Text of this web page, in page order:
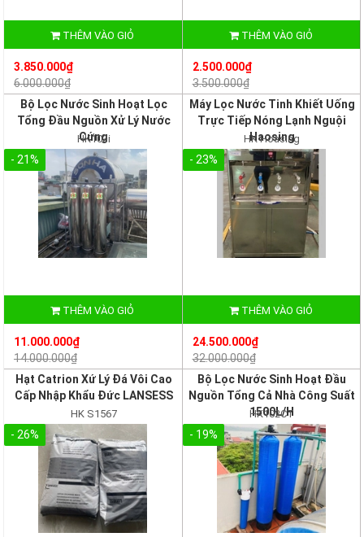
THÊM VÀO GIỎ
3.850.000₫
6.000.000₫
THÊM VÀO GIỎ
2.500.000₫
3.500.000₫
Bộ Lọc Nước Sinh Hoạt Lọc
Tổng Đầu Nguồn Xử Lý Nước
Cứng
HK103i
- 21%
THÊM VÀO GIỎ
11.000.000₫
14.000.000₫
Máy Lọc Nước Tinh Khiết Uống
Trực Tiếp Nóng Lạnh Nguội
Haosing
HK Hoasing
- 23%
THÊM VÀO GIỎ
24.500.000₫
32.000.000₫
Hạt Catrion Xứ Lý Đá Vôi Cao
Cấp Nhập Khẩu Đức LANSESS
HK S1567
- 26%
Bộ Lọc Nước Sinh Hoạt Đầu
Nguồn Tổng Cả Nhà Công Suất
1500L/H
HK102CT
- 19%